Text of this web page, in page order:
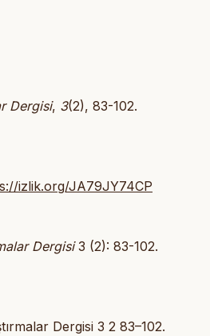
Dergisi, 3(2), 83-102.
izlik.org/JA79JY74CP
Dergisi3 (2): 83-102.
Dergisi 3 2 83–102.